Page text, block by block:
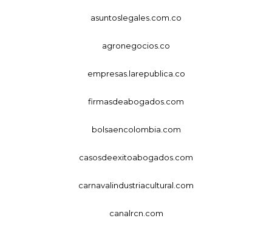
asuntoslegales.com.co
agronegocios.co
empresas.larepublica.co
firmasdeabogados.com
bolsaencolombia.com
casosdeexitoabogados.com
carnavalindustriacultural.com
canalrcn.com